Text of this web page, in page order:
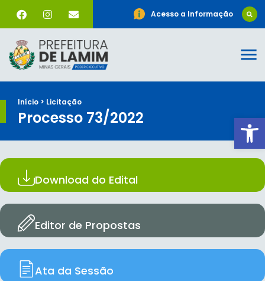
Acesso a Informação
Início > Licitação
Processo 73/2022
Download do Edital
Editor de Propostas
Ata da Sessão